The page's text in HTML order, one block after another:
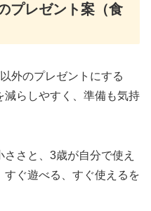
プレゼント案（食
外のプレゼントにする
減らしやすく、準備も気持
さと、3歳が自分で使え
すぐ遊べる、すぐ使えるを